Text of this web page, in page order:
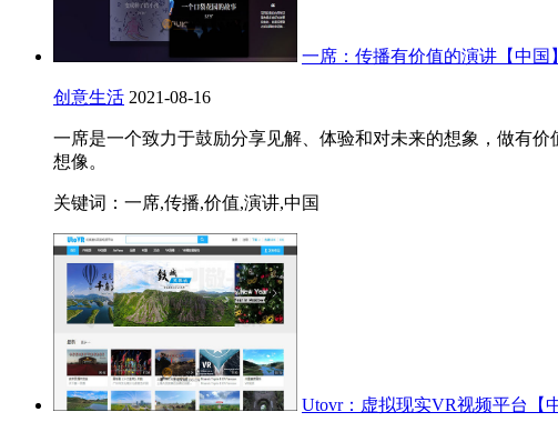
一席：传播有价值的演讲【中国】
创意生活 2021-08-16
一席是一个致力于鼓励分享见解、体验和对未来的想象，做有
想像。
关键词：一席,传播,价值,演讲,中国
Utovr：虚拟现实VR视频平台【